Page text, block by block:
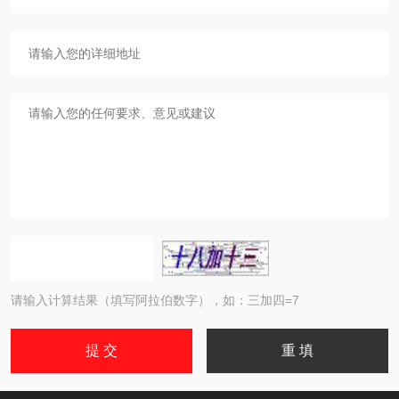
请输入计算结果（填写阿拉伯数字），如：三加四=7